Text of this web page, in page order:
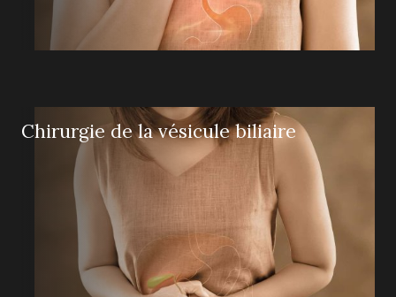
Chirurgie de la vésicule biliaire